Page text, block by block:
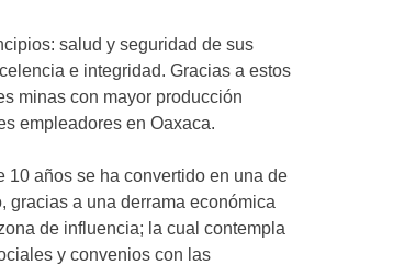
salud y seguridad de sus
e integridad. Gracias a estos
minas con mayor producción
empleadores en Oaxaca.
años se ha convertido en una de
gracias a una derrama económica
de influencia; la cual contempla
y convenios con las